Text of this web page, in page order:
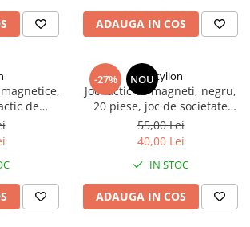
ADAUGA IN COS
de
4 jucatori,
pentru
-27% NOU
Dactylion
Joc tactic cu magneti, negru,
20 piese, joc de societate
pentru 1-4 jucatori, cu snur
pentru delimitare si sac de
transport
55,00 Lei
40,00 Lei
IN STOC
ADAUGA IN COS